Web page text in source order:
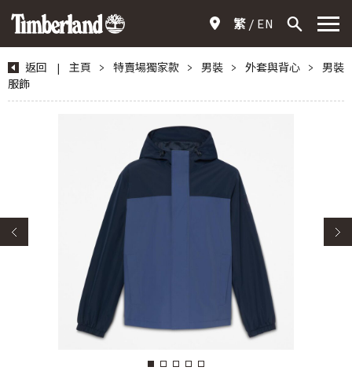
繁 EN
返回 | 主頁 > 特賣場獨家款 > 男裝 > 外套與背心 >
男裝
服飾